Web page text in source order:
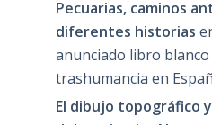
Pecuarias, caminos
diferentes historias
anunciado libro
trashumancia en
El dibujo topográfico